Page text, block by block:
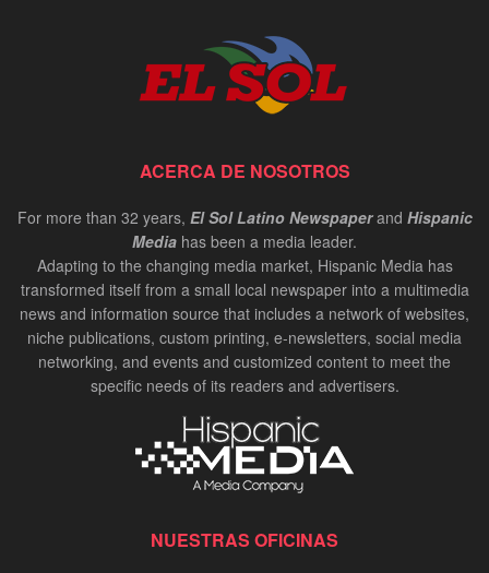
ACERCA DE NOSOTROS
For more than 32 years, El Sol Latino Newspaperand Hispanic
Media has been a media leader.
Adapting to the changing media market, Hispanic Media has
transformed itself from a small local newspaper into a multimedia
news and information source that includes a network of websites,
niche publications, custom printing, e-newsletters, social media
networking, and events and customized content to meet the
specific needs of its readers and advertisers.
NUESTRAS OFICINAS